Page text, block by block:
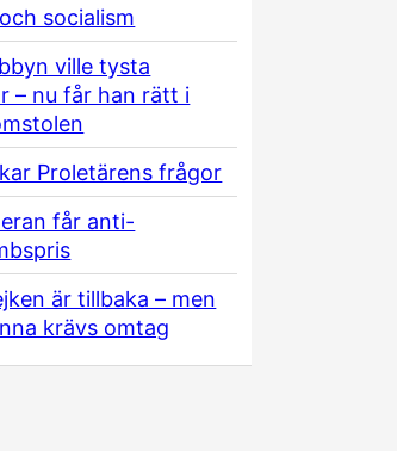
socialism
ville tysta
– nu får han rätt i
Proletärens frågor
får anti-
är tillbaka – men
krävs omtag